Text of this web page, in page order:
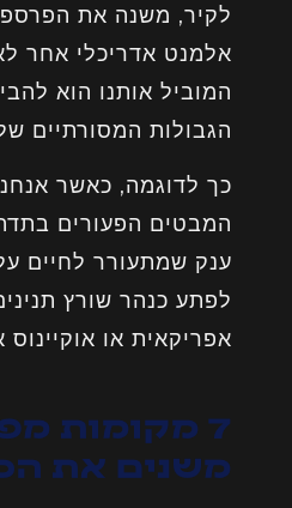
לקיר, משנה את
אלמנט אדריכלי אחר
המוביל אותנו הוא
הגבולות המסורתיים
כך לדוגמה, כאשר
המבטים הפעורים
ענק שמתעורר לחיים
לפתע כנהר שורץ
אפריקאית או
7 מקומות
משנים את